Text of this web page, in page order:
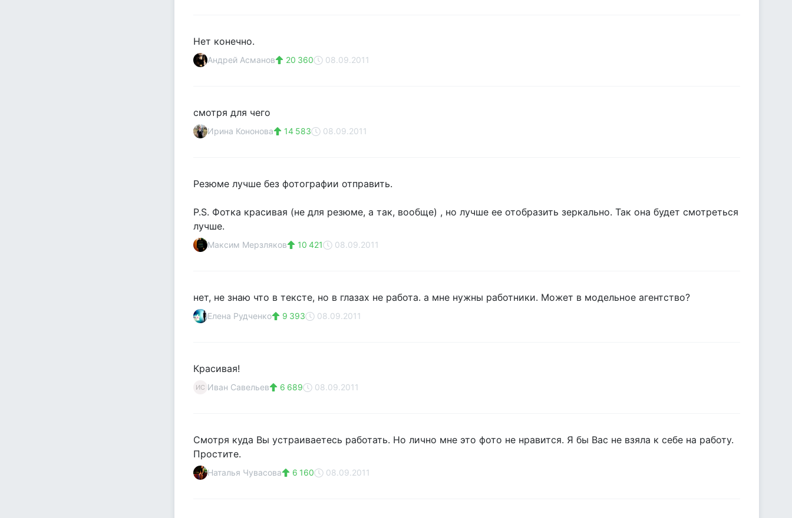
Нет конечно.
Андрей Асманов 20 360 08.09.2011
смотря для чего
Ирина Кононова 14 583 08.09.2011
Резюме лучше без фотографии отправить.
P.S. Фотка красивая (не для резюме, а так, вообще) , но лучше ее отобразить зеркально. Так она будет смотреться
лучше.
Максим Мерзляков 10 421 08.09.2011
нет, не знаю что в тексте, но в глазах не работа. а мне нужны работники. Может в модельное агентство?
Елена Рудченко 9 393 08.09.2011
Красивая!
ИС Иван Савельев 6 689 08.09.2011
Смотря куда Вы устраиваетесь работать. Но лично мне это фото не нравится. Я бы Вас не взяла к себе на работу.
Простите.
Наталья Чувасова 6 160 08.09.2011